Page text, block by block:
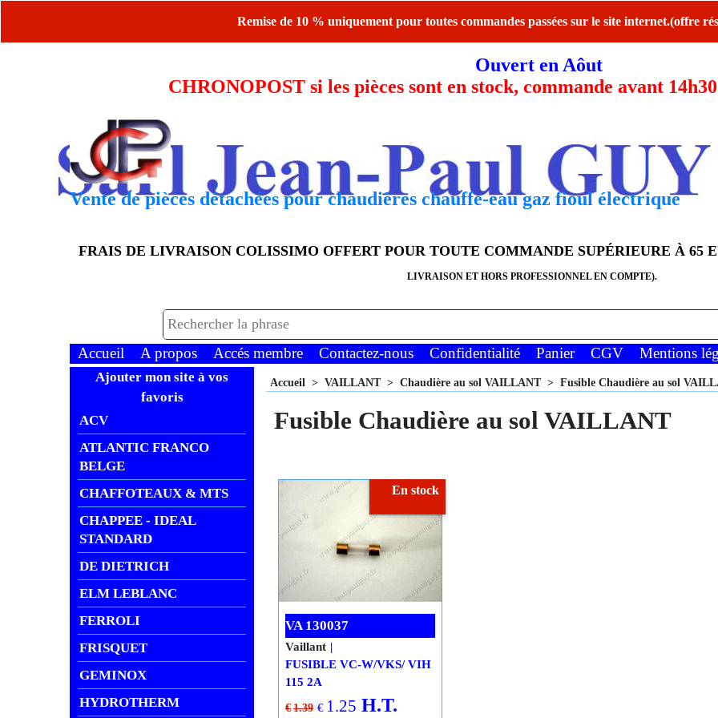
Remise de 10 % uniquement pour toutes commandes passées sur le site internet.(offre
Ouvert en Aôut
CHRONOPOST si les pièces sont en stock, commande avant
Vente de pièces détachées pour chaudières chauffe-eau gaz fioul électrique
FRAIS DE LIVRAISON COLISSIMO OFFERT POUR TOUTE COMMANDE SUPÉRIEURE À 65
LIVRAISON ET HORS PROFESSIONNEL EN COMPTE).
Accueil A propos Accés membre Contactez-nous Confidentialité Panier CGV Mentions
Ajouter mon site à vos
favoris
ACV
ATLANTIC FRANCO
BELGE
CHAFFOTEAUX & MTS
CHAPPEE - IDEAL
STANDARD
DE DIETRICH
ELM LEBLANC
FERROLI
FRISQUET
GEMINOX
HYDROTHERM
Accueil > VAILLANT> Chaudière au sol VAILLANT> Fusible Chaudière au sol
Fusible Chaudière au sol VAILLANT
En stock
VA 130037
€ 1.39 € 1.25 H.T.
Vaillant
FUSIBLE VC-W/VKS/ VIH
115 2A